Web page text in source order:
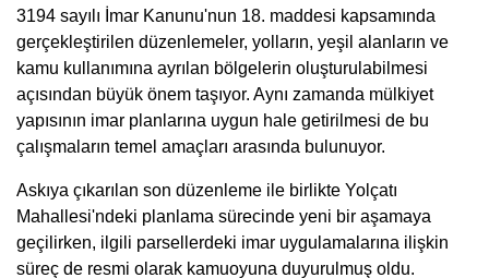
3194 sayılı İmar Kanunu'nun 18. maddesi kapsamında
gerçekleştirilen düzenlemeler, yolların, yeşil alanların ve
kamu kullanımına ayrılan bölgelerin oluşturulabilmesi
açısından büyük önem taşıyor. Aynı zamanda mülkiyet
yapısının imar planlarına uygun hale getirilmesi de bu
çalışmaların temel amaçları arasında bulunuyor.
Askıya çıkarılan son düzenleme ile birlikte Yolçatı
Mahallesi'ndeki planlama sürecinde yeni bir aşamaya
geçilirken, ilgili parsellerdeki imar uygulamalarına ilişkin
süreç de resmi olarak kamuoyuna duyurulmuş oldu.